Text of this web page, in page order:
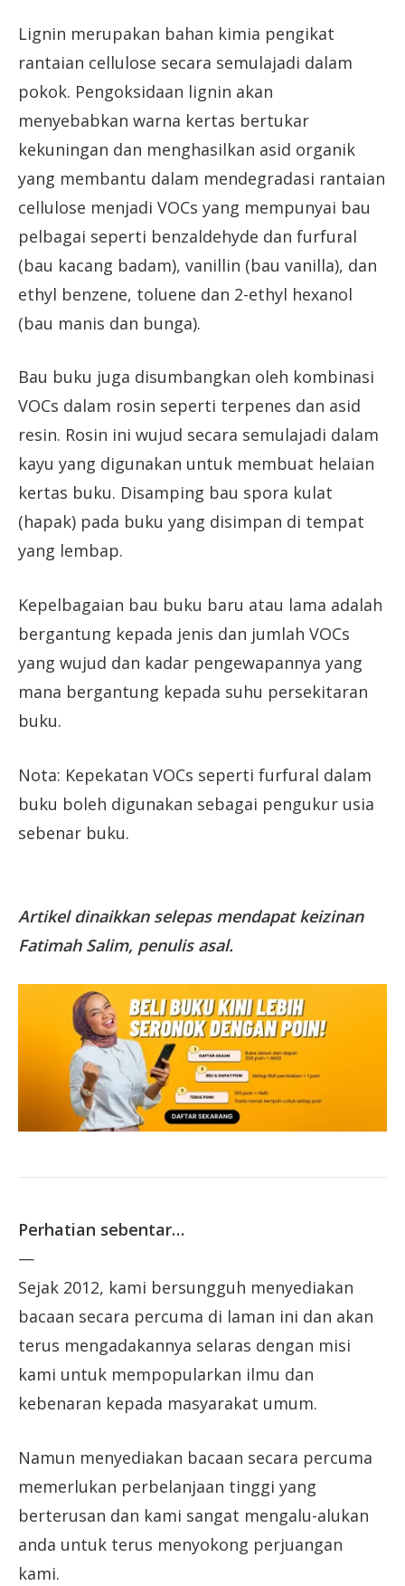
Lignin merupakan bahan kimia pengikat
rantaian cellulose secara semulajadi dalam
pokok. Pengoksidaan lignin akan
menyebabkan warna kertas bertukar
kekuningan dan menghasilkan asid organik
yang membantu dalam mendegradasi rantaian
cellulose menjadi VOCs yang mempunyai bau
pelbagai seperti benzaldehyde dan furfural
(bau kacang badam), vanillin (bau vanilla), dan
ethyl benzene, toluene dan 2-ethyl hexanol
(bau manis dan bunga).
Bau buku juga disumbangkan oleh kombinasi
VOCs dalam rosin seperti terpenes dan asid
resin. Rosin ini wujud secara semulajadi dalam
kayu yang digunakan untuk membuat helaian
kertas buku. Disamping bau spora kulat
(hapak) pada buku yang disimpan di tempat
yang lembap.
Kepelbagaian bau buku baru atau lama adalah
bergantung kepada jenis dan jumlah VOCs
yang wujud dan kadar pengewapannya yang
mana bergantung kepada suhu persekitaran
buku.
Nota: Kepekatan VOCs seperti furfural dalam
buku boleh digunakan sebagai pengukur usia
sebenar buku.
Artikel dinaikkan selepas mendapat keizinan
Fatimah Salim, penulis asal.
Perhatian sebentar…
—
Sejak 2012, kami bersungguh menyediakan
bacaan secara percuma di laman ini dan akan
terus mengadakannya selaras dengan misi
kami untuk mempopularkan ilmu dan
kebenaran kepada masyarakat umum.
Namun menyediakan bacaan secara percuma
memerlukan perbelanjaan tinggi yang
berterusan dan kami sangat mengalu-alukan
anda untuk terus menyokong perjuangan
kami.